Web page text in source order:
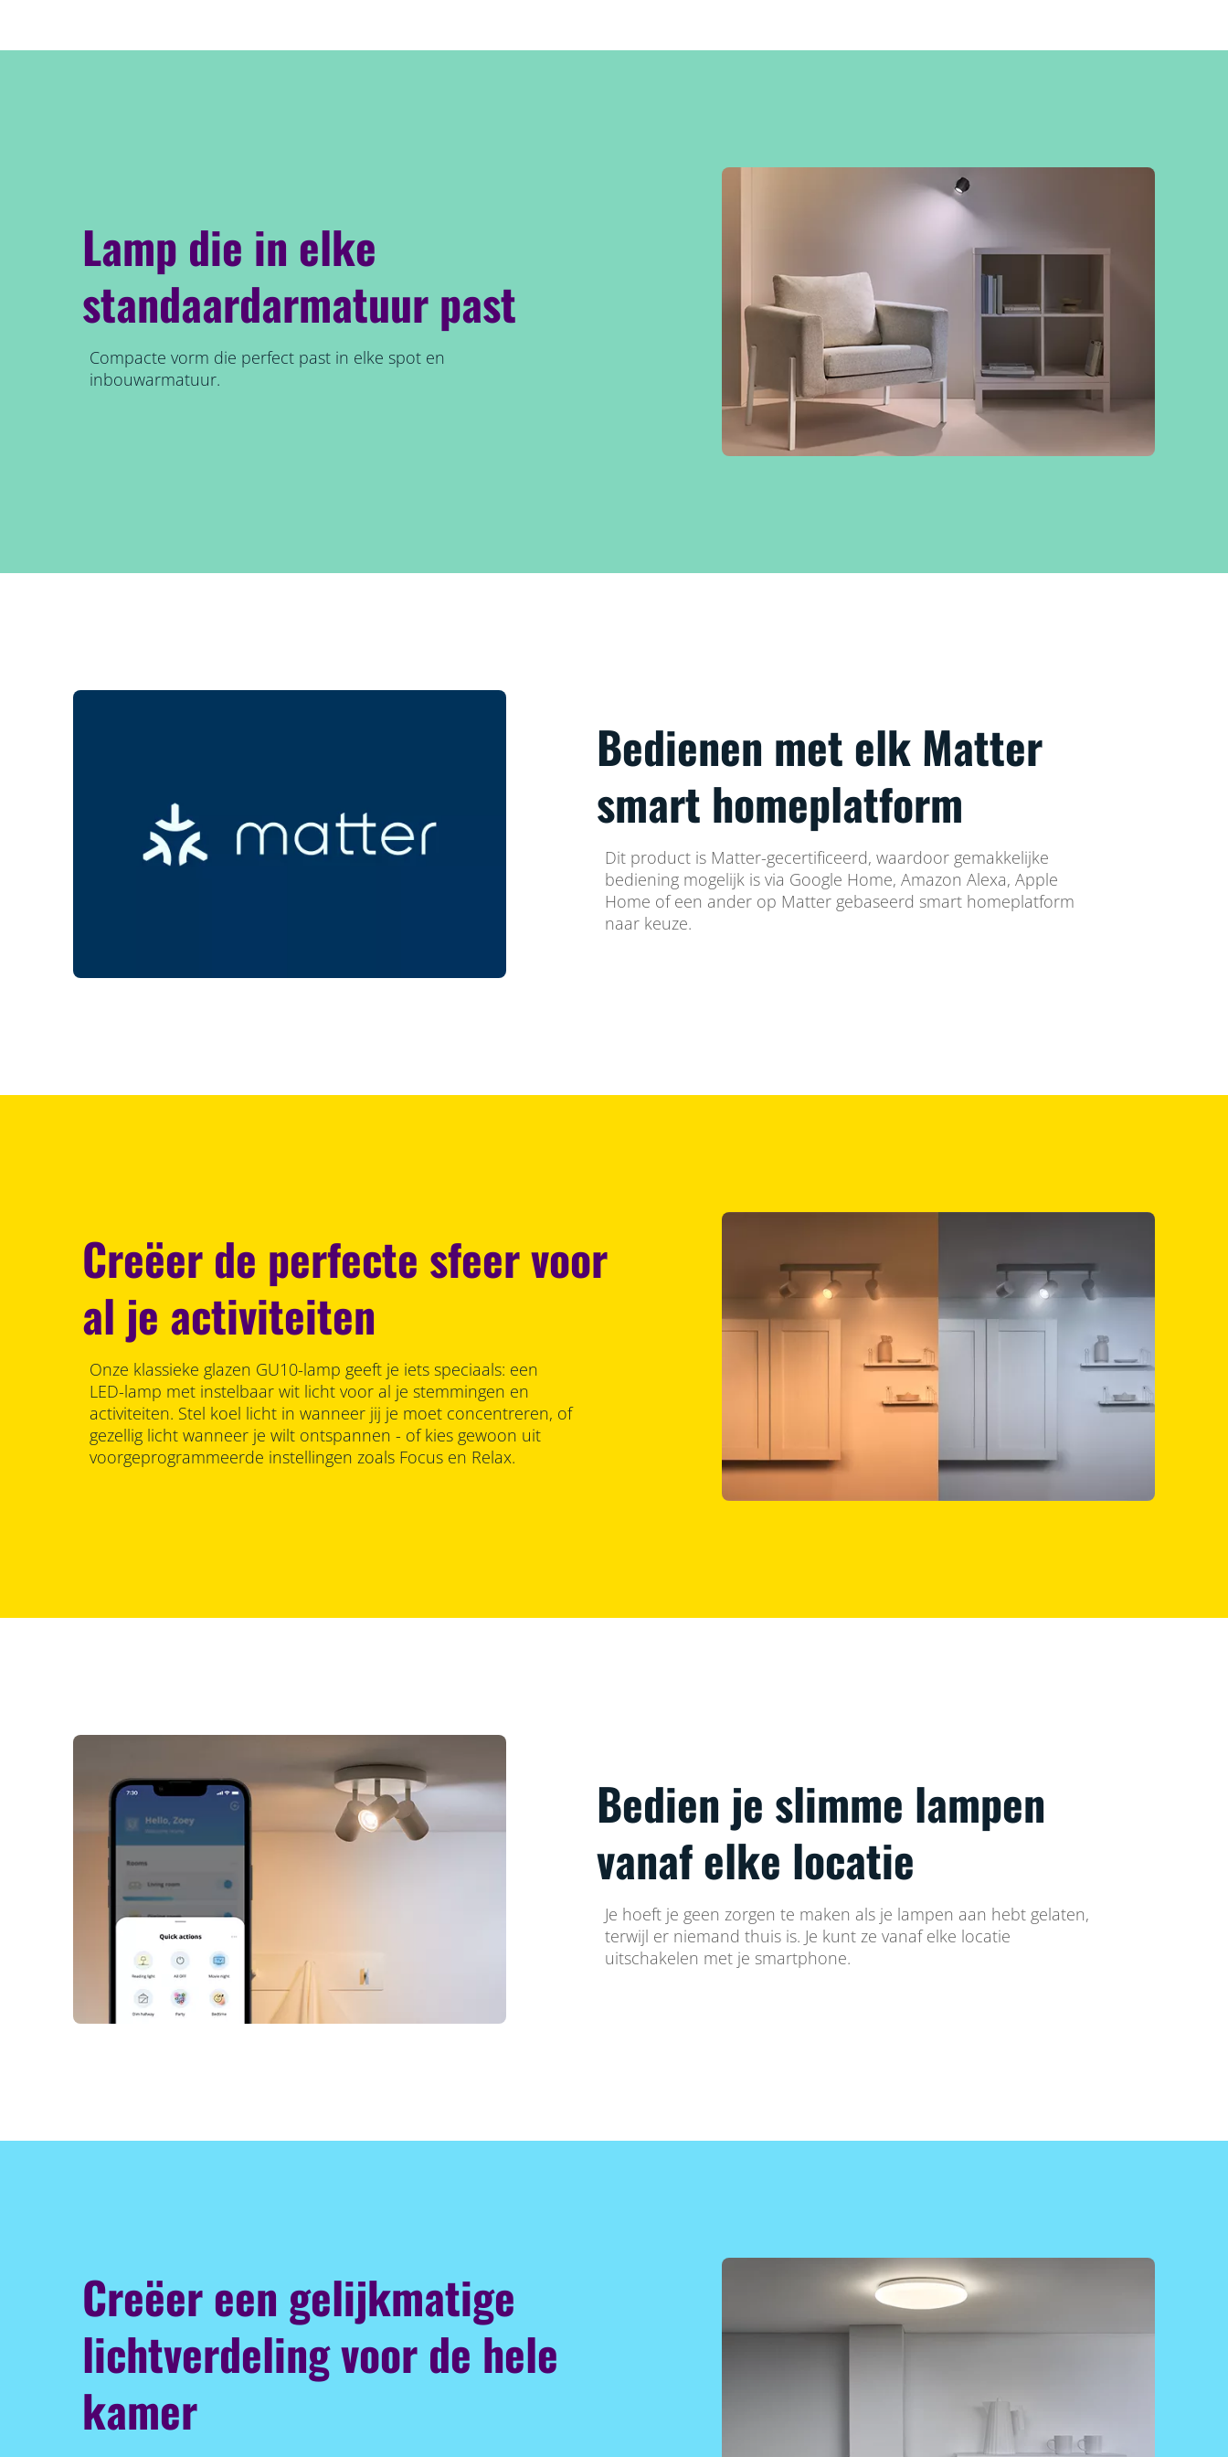
Lamp die in elke
standaardarmatuur past
Compacte vorm die perfect past in elke spot en
inbouwarmatuur.
Bedienen met elk Matter
smart homeplatform
Dit product is Matter-gecertificeerd, waardoor gemakkelijke
bediening mogelijk is via Google Home, Amazon Alexa, Apple
Home of een ander op Matter gebaseerd smart homeplatform
naar keuze.
Creëer de perfecte sfeer voor
al je activiteiten
Onze klassieke glazen GU10-lamp geeft je iets speciaals: een
LED-lamp met instelbaar wit licht voor al je stemmingen en
activiteiten. Stel koel licht in wanneer jij je moet concentreren, of
gezellig licht wanneer je wilt ontspannen - of kies gewoon uit
voorgeprogrammeerde instellingen zoals Focus en Relax.
Bedien je slimme lampen
vanaf elke locatie
Je hoeft je geen zorgen te maken als je lampen aan hebt gelaten,
terwijl er niemand thuis is. Je kunt ze vanaf elke locatie
uitschakelen met je smartphone.
Creëer een gelijkmatige
lichtverdeling voor de hele
kamer